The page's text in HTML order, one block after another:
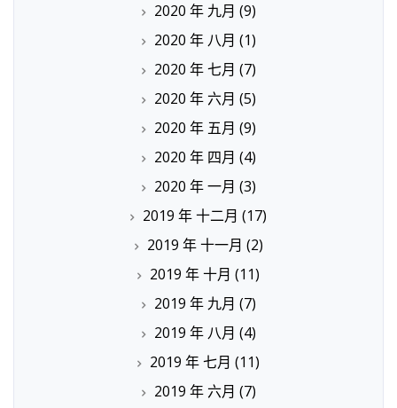
2020 年 九月 (9)
2020 年 八月 (1)
2020 年 七月 (7)
2020 年 六月 (5)
2020 年 五月 (9)
2020 年 四月 (4)
2020 年 一月 (3)
2019 年 十二月 (17)
2019 年 十一月 (2)
2019 年 十月 (11)
2019 年 九月 (7)
2019 年 八月 (4)
2019 年 七月 (11)
2019 年 六月 (7)